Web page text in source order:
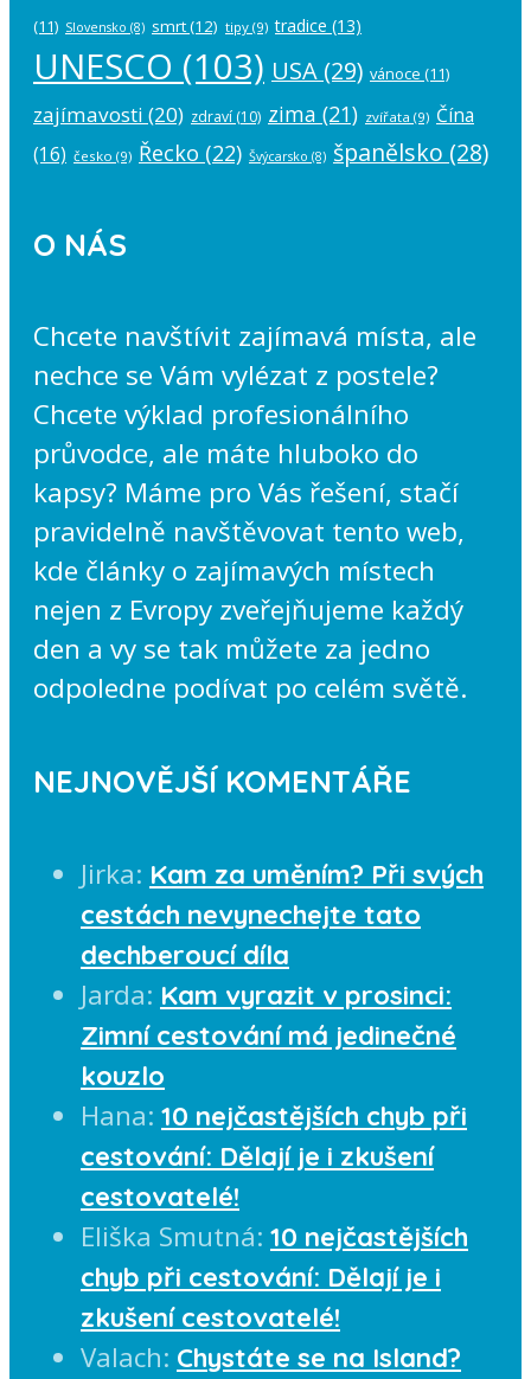
(11) Slovensko (8) smrt(12) tipy (9) tradice (13)
UNESCO (103) USA (29) vánoce (11)
zajímavosti (20) zdraví (10) zima (21) zvířata (9) Čína
(16) česko (9) Řecko (22) Švýcarsko (8) španělsko (28)
O NÁS
Chcete navštívit zajímavá místa, ale
nechce se Vám vylézat z postele?
Chcete výklad profesionálního
průvodce, ale máte hluboko do
kapsy? Máme pro Vás řešení, stačí
pravidelně navštěvovat tento web,
kde články o zajímavých místech
nejen z Evropy zveřejňujeme každý
den a vy se tak můžete za jedno
odpoledne podívat po celém světě.
NEJNOVĚJŠÍ KOMENTÁŘE
Jirka: Kam za uměním? Při svých
cestách nevynechejte tato
dechberoucí díla
Jarda: Kam vyrazit v prosinci:
Zimní cestování má jedinečné
kouzlo
Hana: 10 nejčastějších chyb při
cestování: Dělají je i zkušení
cestovatelé!
Eliška Smutná: 10 nejčastějších
chyb při cestování: Dělají je i
zkušení cestovatelé!
Valach: Chystáte se na Island?